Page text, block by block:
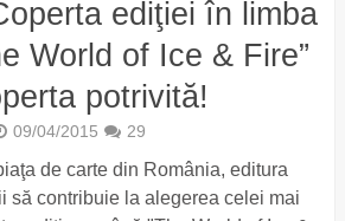
ediţiei în limba
World of Ice & Fire”
potrivită!
09/04/2015 29
de carte din România, editura
să contribuie la alegerea celei mai